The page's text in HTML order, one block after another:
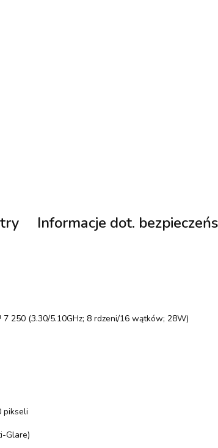
Informacje dot.
7 250 (3.30/5.10GHz; 8 rdzeni/16 wątków; 28W)
pikseli
Glare)